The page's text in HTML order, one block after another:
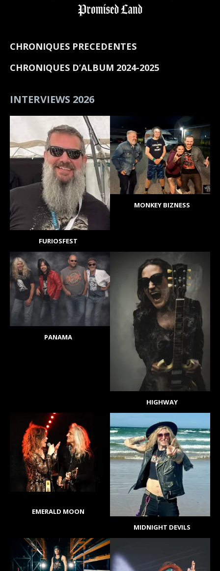
CHRONIQUES PRECEDENTES
CHRONIQUES D’ALBUM 2024-2025
INTERVIEWS 2026
FURIOSFEST
MONKEY BIZNESS
PANAMA
HIGHWAY
EMERALD MOON
MIDNIGHT DEVILS